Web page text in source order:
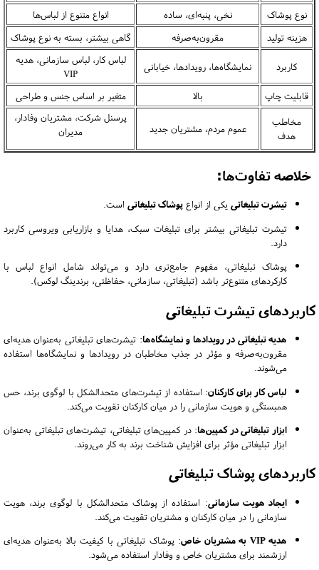
نوع پوشاک
نخی، پنبه‌ای، ساده
انواع متنوع از لباس‌ها
هزینه تولید
مقرون‌به‌صرفه گاهی بیشتر، بسته به نوع پوشاک
کاربرد نمایشگاه‌ها، رویدادها، خیابانی
لباس کار، لباس سازمانی، هدیه
VIP
قابلیت چاپ
بالا
متغیر بر اساس جنس و طراحی
مخاطب
هدف
عموم مردم، مشتریان جدید
پرسنل شرکت، مشتریان وفادار،
مدیران
خلاصه تفاوت‌ها:
تیشرت تبلیغاتی یکی از انواع پوشاک تبلیغاتی است.
تیشرت تبلیغاتی بیشتر برای تبلیغات سبک، هدایا و بازاریابی ویروسی کاربرد
دارد.
پوشاک تبلیغاتی، مفهوم جامع‌تری دارد و می‌تواند شامل انواع لباس با
کارکردهای متنوع‌تر باشد (تبلیغاتی، سازمانی، حفاظتی، برندینگ لوکس).
کاربردهای تیشرت تبلیغاتی
هدیه تبلیغاتی در رویدادها و نمایشگاه‌ها: تیشرت‌های تبلیغاتی به‌عنوان هدیه‌ای
مقرون‌به‌صرفه و مؤثر در جذب مخاطبان در رویدادها و نمایشگاه‌ها استفاده
می‌شوند.
لباس کار برای کارکنان: استفاده از تیشرت‌های متحدالشکل با لوگوی برند، حس
همبستگی و هویت سازمانی را در میان کارکنان تقویت می‌کند.
ابزار تبلیغاتی در کمپین‌ها:در کمپین‌های تبلیغاتی، تیشرت‌های تبلیغاتی به‌عنوان
ابزار تبلیغاتی مؤثر برای افزایش شناخت برند به کار می‌روند.
کاربردهای پوشاک تبلیغاتی
ایجاد هویت سازمانی: استفاده از پوشاک متحدالشکل با لوگوی برند، هویت
سازمانی را در میان کارکنان و مشتریان تقویت می‌کند.
هدیه VIP به مشتریان خاص
: پوشاک تبلیغاتی با کیفیت بالا به‌عنوان هدیه‌ای
ارزشمند برای مشتریان خاص و وفادار استفاده می‌شود.